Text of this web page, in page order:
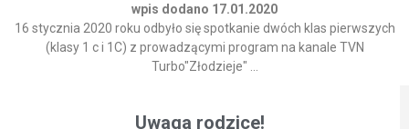
wpis dodano 17.01.2020
16 stycznia 2020 roku odbyło się spotkanie dwóch klas pierwszych
(klasy 1 c i 1C) z prowadzącymi program na kanale TVN
Turbo"Złodzieje" ...
Uwaga rodzice!